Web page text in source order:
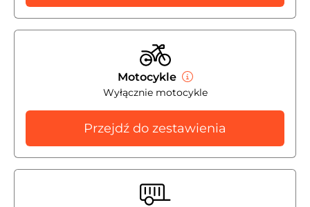
Motocykle
Wyłącznie motocykle
Przejdź do zestawienia